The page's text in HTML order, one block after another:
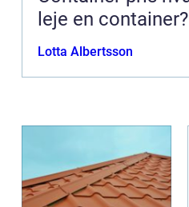
leje en container?
Lotta Albertsson